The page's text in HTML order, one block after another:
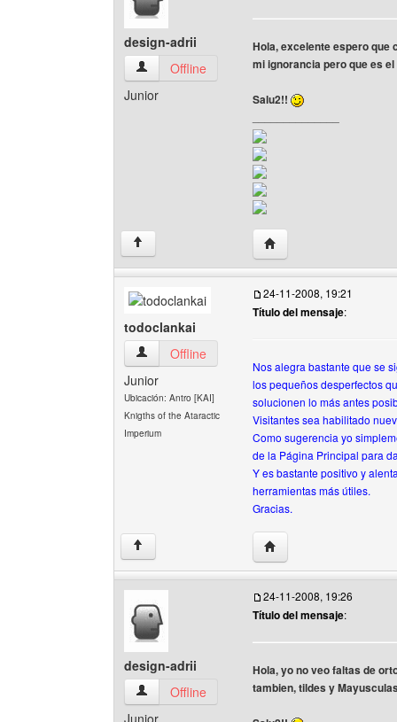
design-adrii
design-adrii Ver perfil del usuario
Offline
Junior
Hola, excelente espero que
mi ignorancia pero que es
Salu2!!
↑ Visitar sitio web del
todoclankai
todoclankai Ver perfil del usuario
Offline
Junior
Ubicación: Antro [KAI]
Knigths of the Ataractic
Imperium
24-11-2008, 19:21
Título del mensaje:
Nos alegra bastante que se
los pequeños desperfectos
solucionen lo más antes
Visitantes sea habilitado
Como sugerencia yo
de la Página Principal para
Y es bastante positivo y
herramientas más útiles.
Gracias.
↑ Visitar sitio web del
design-adrii
design-adrii Ver perfil del usuario
Offline
Junior
24-11-2008, 19:26
Título del mensaje:
Hola, yo no veo faltas de
tambien, tildes y